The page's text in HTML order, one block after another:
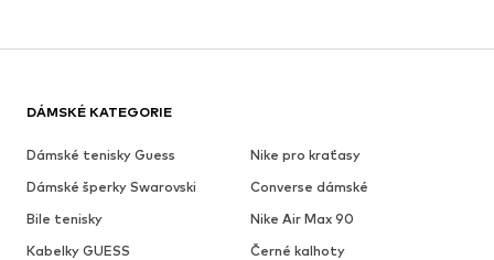
DÁMSKÉ KATEGORIE
Dámské tenisky Guess
Nike pro kraťasy
Dámské šperky Swarovski
Converse dámské
Bile tenisky
Nike Air Max 90
Kabelky GUESS
Černé kalhoty